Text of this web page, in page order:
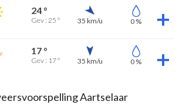
24 °
Gev : 25 ° 35 km/u 0 %
17 °
Gev : 17 ° 35 km/u 0 %
Aartselaar